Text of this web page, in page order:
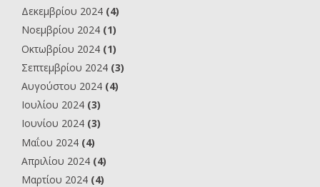
Δεκεμβρίου 2024 (4)
Νοεμβρίου 2024 (1)
Οκτωβρίου 2024 (1)
Σεπτεμβρίου 2024 (3)
Αυγούστου 2024 (4)
Ιουλίου 2024 (3)
Ιουνίου 2024 (3)
Μαΐου 2024 (4)
Απριλίου 2024 (4)
Μαρτίου 2024 (4)